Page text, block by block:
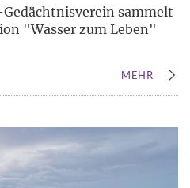
sammelt
"Wasser zum Leben"
MEHR